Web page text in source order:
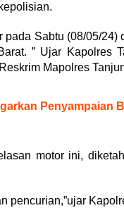
pada Sabtu (08/05/
” Ujar Kapolres
Mapolres
Penyampaian
motor ini,
pencurian,”ujar